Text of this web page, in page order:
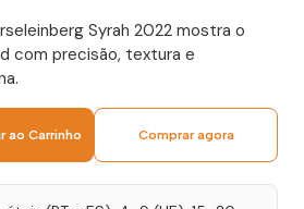
Syrah 2022 mostra o
com precisão, textura e
ao Carrinho Comprar agora